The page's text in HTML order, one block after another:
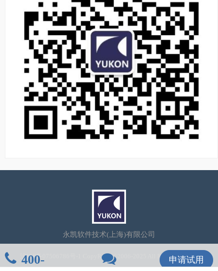
400- 申请试用
永凯软件技术(上海)有限公司
沪ICP备07506786号-1 CopyRight©2006-2025 All Rights Reserved